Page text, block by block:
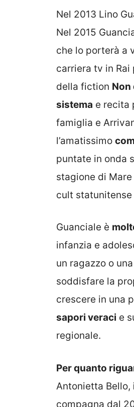
Nel 2013 Lino
Nel 2015
che lo porterà a
carriera tv in
della fiction Non
sistema e recita
famiglia e
l’amatissimo
puntate in onda
stagione di
cult statunitense
Guanciale è
infanzia e
un ragazzo o
soddisfare la
crescere in una
sapori veraci e
regionale.
Per quanto
Antonietta Bello,
compagna dal